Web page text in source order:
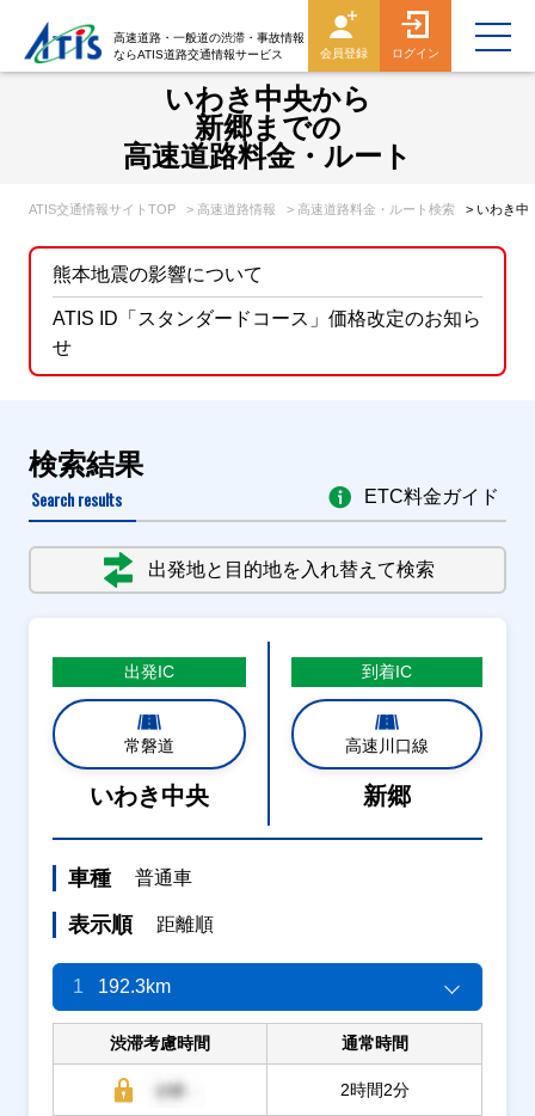
高速道路・一般道の渋滞・事故情報
ならATIS道路交通情報サービス
会員登録 ログイン
いわき中央から
新郷までの
高速道路料金・ルート
ATIS交通情報サイトTOP > 高速道路情報 > 高速道路料金・ルート検索 > いわき中
熊本地震の影響について
ATIS ID「スタンダードコース」価格改定のお知ら
せ
検索結果
Search results
出発地と目的地を入れ替えて検索
ETC料金ガイド
出発IC
常磐道
いわき中央
到着IC
高速川口線
新郷
車種 普通車
表示順 距離順
1 192.3km
渋滞考慮時間 通常時間
2時間2分